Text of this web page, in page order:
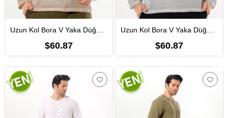
Uzun Kol Bora V Yaka Düğmeli Poplin Erkek Tişört | Yazlık Erkek Tshirt Bej Bej
$60.87
Uzun Kol Bora V Yaka Düğmeli Poplin Erkek Tişört | Yazlık Erkek Tshirt Gri Gri
$60.87